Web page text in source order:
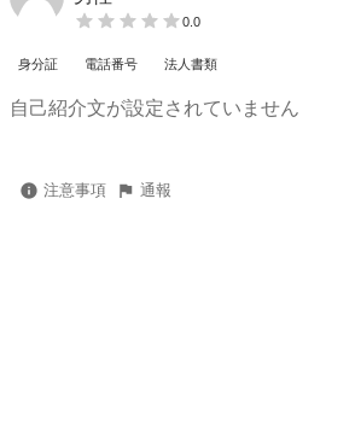
0.0
身分証 電話番号 法人書類
自己紹介文が設定されていません
注意事項 通報